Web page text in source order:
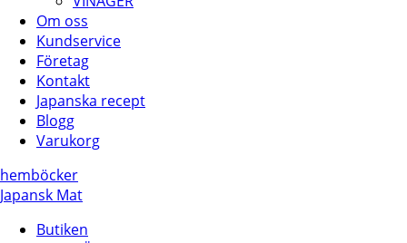
Om oss
Kundservice
Företag
Kontakt
Japanska recept
Blogg
Varukorg
hemböcker
Japansk Mat
Butiken